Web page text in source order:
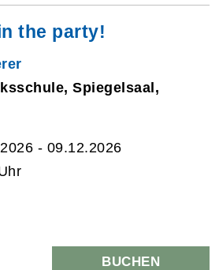
the party!
Spiegelsaal,
- 09.12.2026
BUCHEN